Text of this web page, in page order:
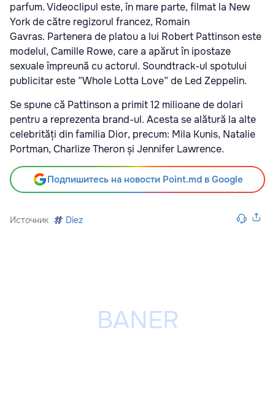
parfum. Videoclipul este, în mare parte, filmat la New
York de către regizorul francez, Romain
Gavras. Partenera de platou a lui Robert Pattinson este
modelul, Camille Rowe, care a apărut în ipostaze
sexuale împreună cu actorul. Soundtrack-ul spotului
publicitar este ”Whole Lotta Love” de Led Zeppelin.
Se spune că Pattinson a primit 12 milioane de dolari
pentru a reprezenta brand-ul. Acesta se alătură la alte
celebrități din familia Dior, precum: Mila Kunis, Natalie
Portman, Charlize Theron și Jennifer Lawrence.
Подпишитесь на новости Point.md в Google
Источник Diez